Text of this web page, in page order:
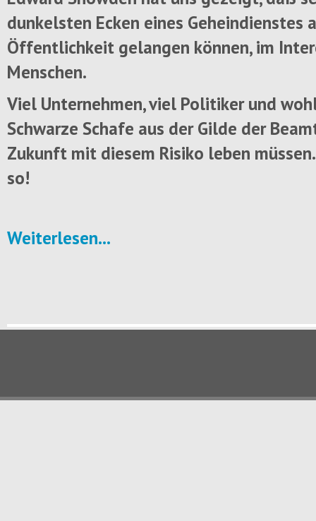
dunkelsten Ecken eines Geheindienstes
Öffentlichkeit gelangen können, im
Menschen.
Viel Unternehmen, viel Politiker und
Schwarze Schafe aus der Gilde der
Zukunft mit diesem Risiko leben
so!
Weiterlesen...